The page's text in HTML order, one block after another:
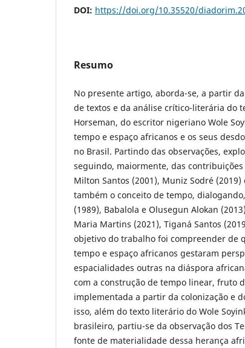
DOI: https://doi.org/10.35520/
Resumo
No presente artigo, aborda-se, a partir
de textos e da análise crítico-literária do
Horseman, do escritor nigeriano Wole
tempo e espaço africanos e os seus
no Brasil. Partindo das observações,
seguindo, maiormente, das
Milton Santos (2001), Muniz Sodré (2019)
também o conceito de tempo,
(1989), Babalola e Olusegun Alokan
Maria Martins (2021), Tiganá Santos
objetivo do trabalho foi compreender de
tempo e espaço africanos gestaram
espacialidades outras na diáspora
com a construção de tempo linear, fruto
implementada a partir da colonização e
isso, além do texto literário do Wole
brasileiro, partiu-se da observação dos
fonte de materialidade dessa herança